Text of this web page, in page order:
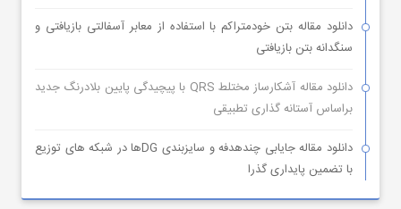
دانلود مقاله بتن خودمتراکم با استفاده از معابر آسفالتی بازیافتی و
سنگدانه بتن بازیافتی
دانلود مقاله آشکارساز مختلط QRS با پیچیدگی پایین بلادرنگ جدید
براساس آستانه گذاری تطبیقی
دانلود مقاله جایابی چندهدفه و سایزبندی DGها در شبکه های توزیع
با تضمین پایداری گذرا